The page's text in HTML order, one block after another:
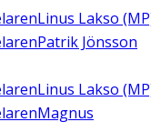
Linus Lakso
Patrik Jönsson
Linus Lakso
Magnus